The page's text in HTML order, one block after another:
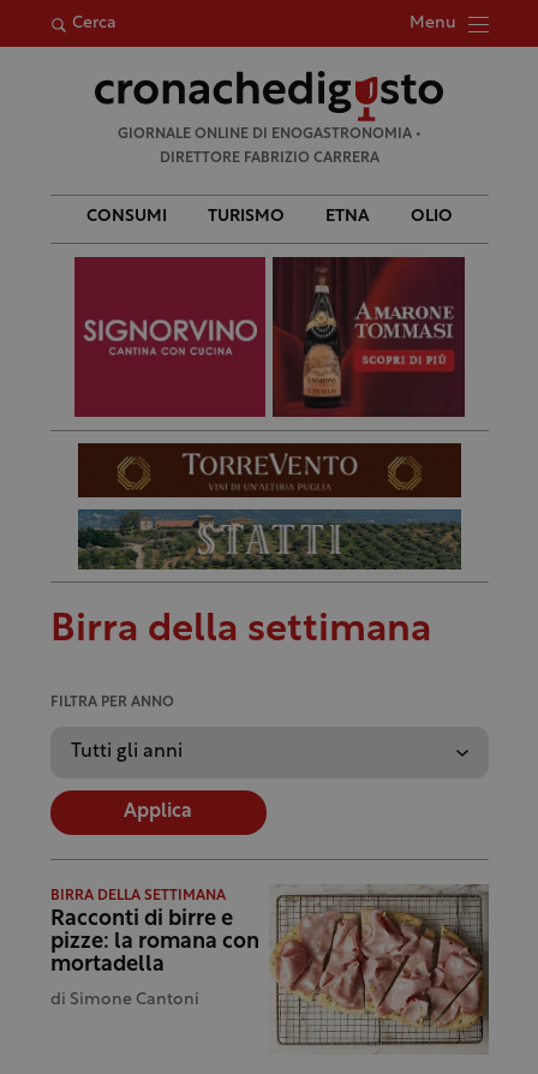
Cerca Menu
per:
GIORNALE ONLINE DI ENOGASTRONOMIA •
DIRETTORE FABRIZIO CARRERA
CONSUMI TURISMO ETNA OLIO
Birra della settimana
FILTRA PER ANNO
Applica
BIRRA DELLA SETTIMANA
Racconti di birre e
pizze: la romana con
mortadella
di Simone Cantoni